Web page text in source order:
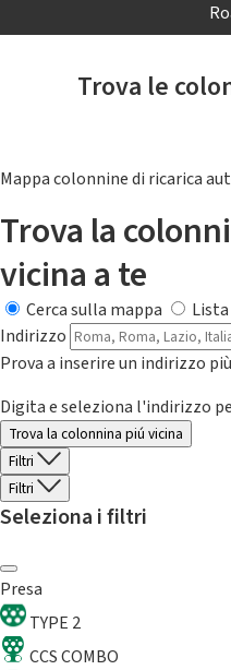
Trova le
Mappa colonnine di ricarica
Trova la
vicina a te
Cerca sulla mappa
Indirizzo
Prova a inserire un indirizzo
Digita e seleziona l'indirizzo
Trova la colonnina piú vicina
Filtri
Filtri
Seleziona i filtri
Presa
TYPE 2
CCS COMBO